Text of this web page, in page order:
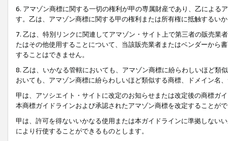
6. アマゾン商標に関する一切の権利が甲の専属財産であり、乙による
す。乙は、アマゾン商標に関する甲の権利または所有権に抵触するい
7. 乙は、特別リンクに関連してアマゾン・サイト上で第三者の販売
たはその他使用することについて、当該販売業者またはベンダーから
することはできません。
8. 乙は、いかなる管轄においても、アマゾン商標に紛らわしいほど類
おいても、アマゾン商標に紛らわしいほど類似する商標、ドメイン名
甲は、アソシエイト・サイトに改定のお知らせまたは改定後の商標ガ
本商標ガイドラインおよび承認されたアマゾン商標を改定することが
甲は、許可を得ないいかなる使用または本ガイドラインに準拠しない
により行使することができるものとします。